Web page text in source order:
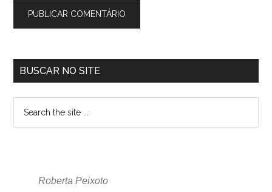
BUSCAR NO SITE
Roberta Peixoto